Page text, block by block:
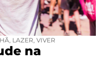
, LAZER, VIVER
na